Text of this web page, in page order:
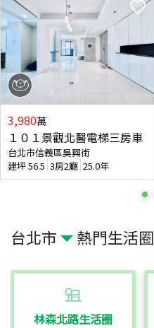
台北市 熱門生活圈
林森北路生活圈
3,980萬
１０１景觀北醫電梯三房車
台北市信義區吳興街
建坪56.5 3房2廳 25.0年